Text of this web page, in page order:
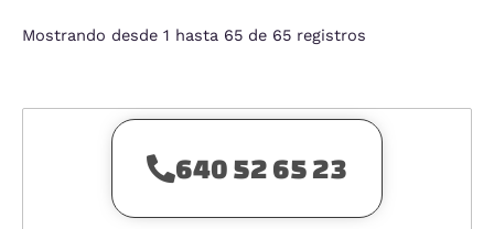
Mostrando desde 1 hasta 65 de 65 registros
640 52 65 23